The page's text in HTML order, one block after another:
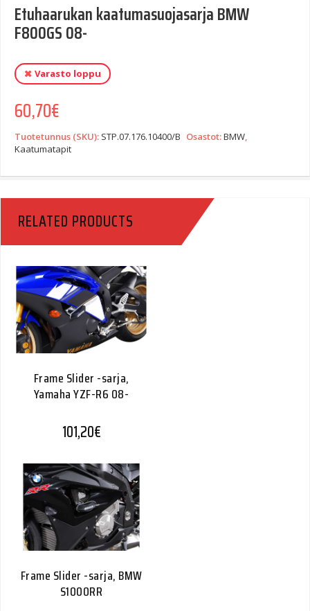
Etuhaarukan kaatumasuojasarja BMW
F800GS 08-
Varasto loppu
60,70€
Tuotetunnus (SKU): STP.07.176.10400/B Osastot:BMW,
Kaatumatapit
RELATED PRODUCTS
Frame Slider -sarja,
Yamaha YZF-R6 08-
101,20€
Frame Slider -sarja, BMW
S1000RR